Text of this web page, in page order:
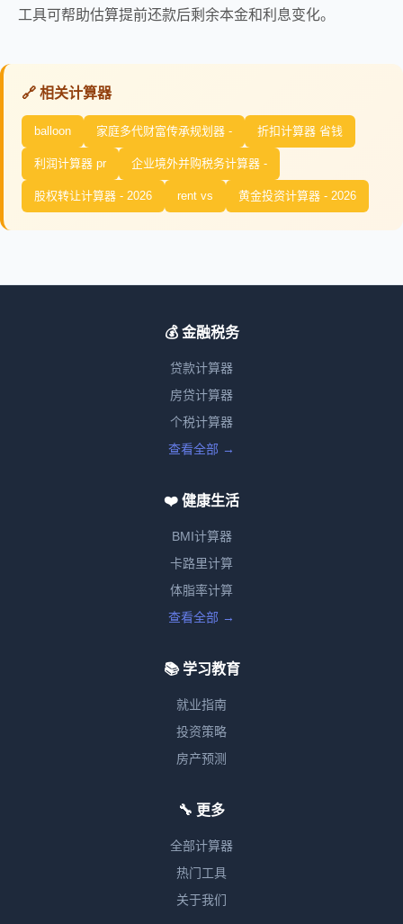
工具可帮助估算提前还款后剩余本金和利息变化。
🔗 相关计算器
balloon 家庭多代财富传承规划器 - 折扣计算器 省钱
利润计算器 pr 企业境外并购税务计算器 -
股权转让计算器 - 2026 rent vs 黄金投资计算器 - 2026
💰 金融税务
贷款计算器
房贷计算器
个税计算器
查看全部 →
❤️ 健康生活
BMI计算器
卡路里计算
体脂率计算
查看全部 →
📚 学习教育
就业指南
投资策略
房产预测
🔧 更多
全部计算器
热门工具
关于我们